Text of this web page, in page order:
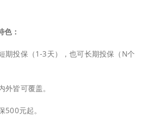
：
期投保（1-3天），也可长期投保（N个
外皆可覆盖。
500元起。